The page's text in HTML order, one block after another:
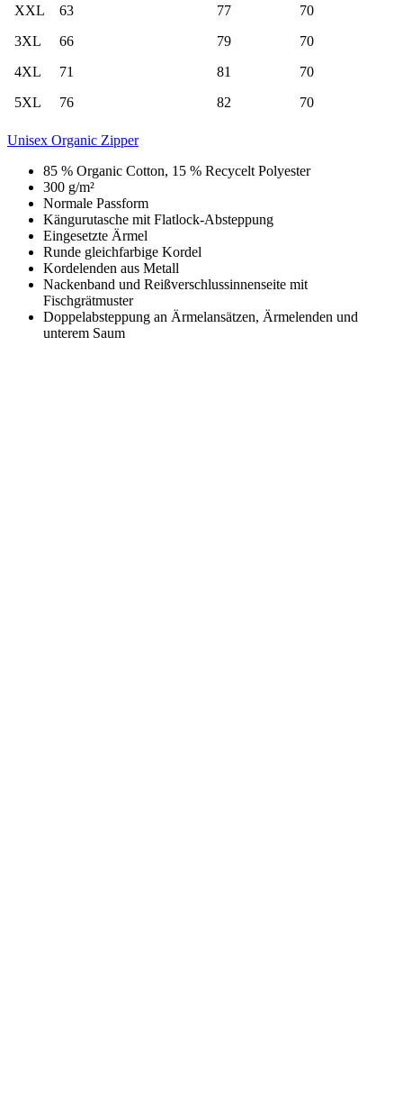
XXL
63 77
70
3XL
66 79
70
4XL
71 81
70
5XL
76 82 70
Unisex Organic Zipper
85 % Organic Cotton, 15 % Recycelt Polyester
300 g/m²
Normale Passform
Kängurutasche mit Flatlock-Absteppung
Eingesetzte Ärmel
Runde gleichfarbige Kordel
Kordelenden aus Metall
Nackenband und Reißverschlussinnenseite mit
Fischgrätmuster
Doppelabsteppung an Ärmelansätzen, Ärmelenden und
unterem Saum